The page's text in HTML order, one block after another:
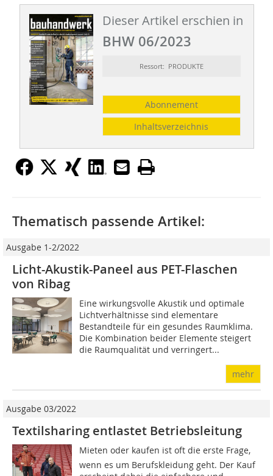
Dieser Artikel erschien in
BHW 06/2023
Ressort: PRODUKTE
Abonnement
Inhaltsverzeichnis
Thematisch passende Artikel:
Ausgabe 1-2/2022
Licht-Akustik-Paneel aus PET-Flaschen
von Ribag
Eine wirkungsvolle Akustik und optimale
Lichtverhältnisse sind elementare
Bestandteile für ein gesundes Raumklima.
Die Kombination beider Elemente steigert
die Raumqualität und verringert...
mehr
Ausgabe 03/2022
Textilsharing entlastet Betriebsleitung
Mieten oder kaufen ist oft die erste Frage,
wenn es um Berufskleidung geht. Der Kauf